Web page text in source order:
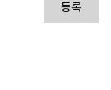
등록